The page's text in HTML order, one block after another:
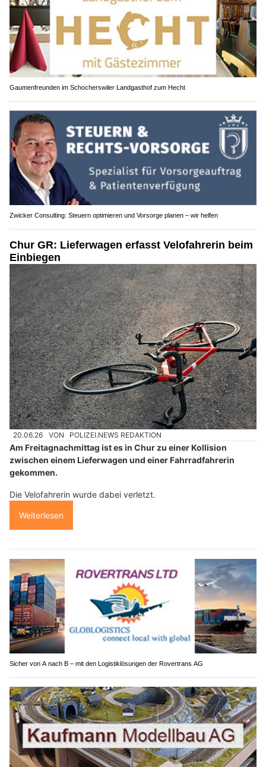
Gaumenfreunden im Schocherswiler Landgasthof zum Hecht
Zwicker Consulting: Steuern optimieren und Vorsorge planen – wir helfen
Chur GR: Lieferwagen erfasst Velofahrerin beim
Einbiegen
20.06.26 VON POLIZEI.NEWS REDAKTION
Am Freitagnachmittag ist es in Chur zu einer Kollision
zwischen einem Lieferwagen und einer Fahrradfahrerin
gekommen.
Die Velofahrerin wurde dabei verletzt.
Weiterlesen
Sicher von A nach B – mit den Logistiklösungen der Rovertrans AG